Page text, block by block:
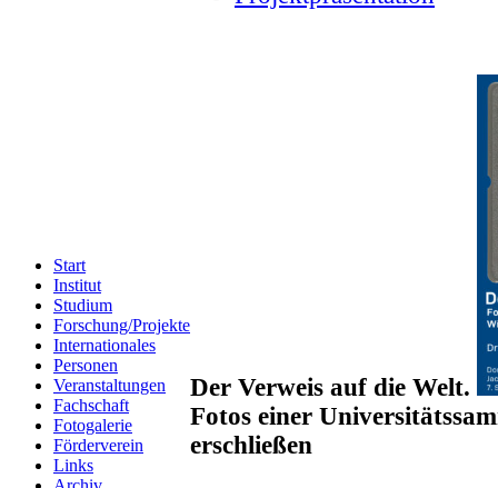
Start
Institut
Studium
Forschung/Projekte
Internationales
Personen
Veranstaltungen
Fachschaft
Fotogalerie
Förderverein
Links
Der Verweis auf die Welt.
Fotos einer
erschließen